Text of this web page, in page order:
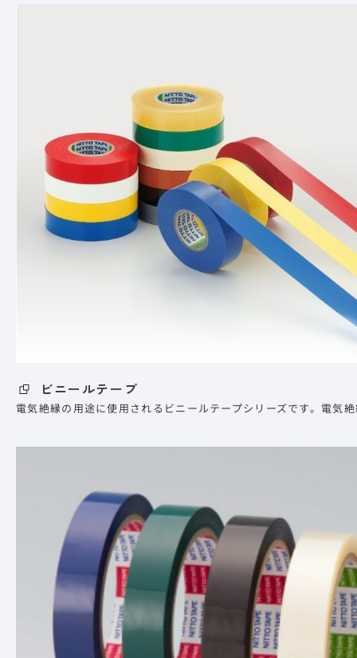
ビニールテープ
電気絶縁の用途に使用されるビニールテープシリーズです。電気